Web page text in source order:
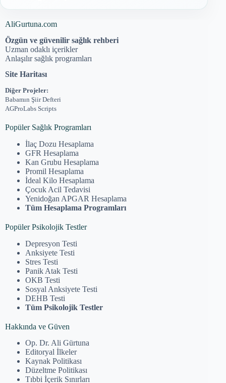
AliGurtuna.com
Özgün ve güvenilir sağlık rehberi
Uzman odaklı içerikler
Anlaşılır sağlık programları
Site Haritası
Diğer Projeler:
Babamın Şiir Defteri
AGProLabs Scripts
Popüler Sağlık Programları
İlaç Dozu Hesaplama
GFR Hesaplama
Kan Grubu Hesaplama
Promil Hesaplama
İdeal Kilo Hesaplama
Çocuk Acil Tedavisi
Yenidoğan APGAR Hesaplama
Tüm Hesaplama Programları
Popüler Psikolojik Testler
Depresyon Testi
Anksiyete Testi
Stres Testi
Panik Atak Testi
OKB Testi
Sosyal Anksiyete Testi
DEHB Testi
Tüm Psikolojik Testler
Hakkında ve Güven
Op. Dr. Ali Gürtuna
Editoryal İlkeler
Kaynak Politikası
Düzeltme Politikası
Tıbbi İçerik Sınırları